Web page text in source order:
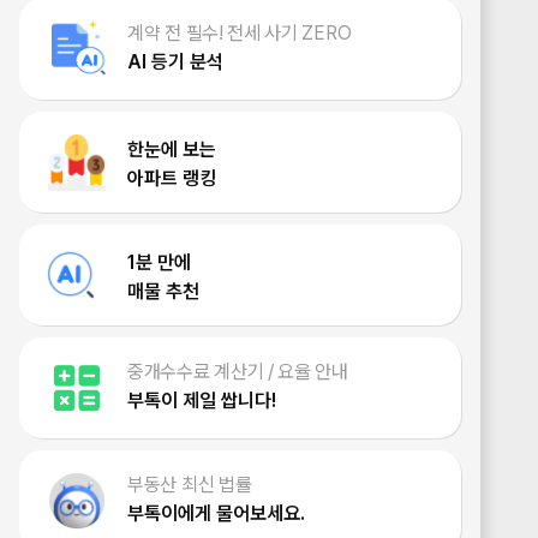
계약 전 필수! 전세 사기 ZERO
AI 등기 분석
한눈에 보는
아파트 랭킹
1분 만에
매물 추천
중개수수료 계산기 / 요율 안내
부톡이 제일 쌉니다!
부동산 최신 법률
부톡이에게 물어보세요.